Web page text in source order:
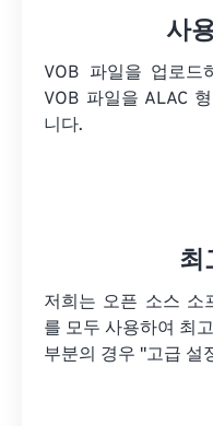
사
VOB 파일을 업로드
VOB 파일을 ALAC
니다.
최
저희는 오픈 소스 소
를 모두 사용하여 최
부분의 경우 "고급 설